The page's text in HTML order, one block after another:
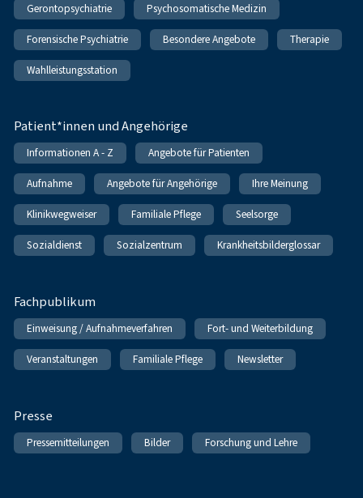
Gerontopsychiatrie Psychosomatische Medizin
Forensische Psychiatrie Besondere Angebote Therapie
Wahlleistungsstation
Patient*innen und Angehörige
Informationen A - Z Angebote für Patienten
Aufnahme Angebote für Angehörige Ihre Meinung
Klinikwegweiser Familiale Pflege Seelsorge
Sozialdienst Sozialzentrum Krankheitsbilderglossar
Fachpublikum
Einweisung / Aufnahmeverfahren Fort- und Weiterbildung
Veranstaltungen Familiale Pflege Newsletter
Presse
Pressemitteilungen Bilder Forschung und Lehre